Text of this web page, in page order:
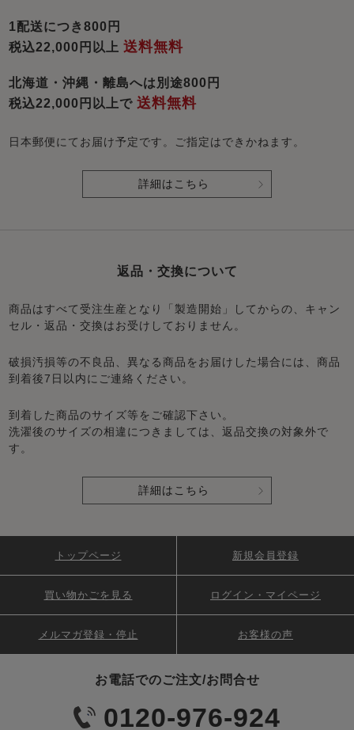
1配送につき800円
税込22,000円以上送料無料
北海道・沖縄・離島へは別途800円
税込22,000円以上で送料無料
日本郵便にてお届け予定です。ご指定はできかねます。
詳細はこちら
返品・交換について
商品はすべて受注生産となり「製造開始」してからの、キャン
セル・返品・交換はお受けしておりません。
破損汚損等の不良品、異なる商品をお届けした場合には、商品
到着後7日以内にご連絡ください。
到着した商品のサイズ等をご確認下さい。
洗濯後のサイズの相違につきましては、返品交換の対象外で
す。
詳細はこちら
お電話でのご注文/お問合せ
0120-976-924
トップページ 新規会員登録
買い物かごを見る ログイン・マイページ
メルマガ登録・停止 お客様の声